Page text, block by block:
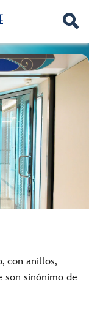
con anillos,
son sinónimo de